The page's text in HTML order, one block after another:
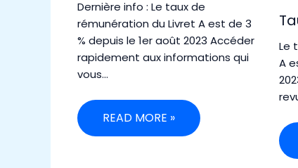
Dernière info : Le taux de
rémunération du Livret A est de 3
% depuis le 1er août 2023 Accéder
rapidement aux informations qui
vous…
READ MORE »
Le
A